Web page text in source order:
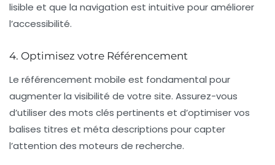
lisible et que la navigation est intuitive pour améliorer
l’accessibilité.
4. Optimisez votre Référencement
Le référencement mobile est fondamental pour
augmenter la visibilité de votre site. Assurez-vous
d’utiliser des mots clés pertinents et d’optimiser vos
balises titres et méta descriptions pour capter
l’attention des moteurs de recherche.